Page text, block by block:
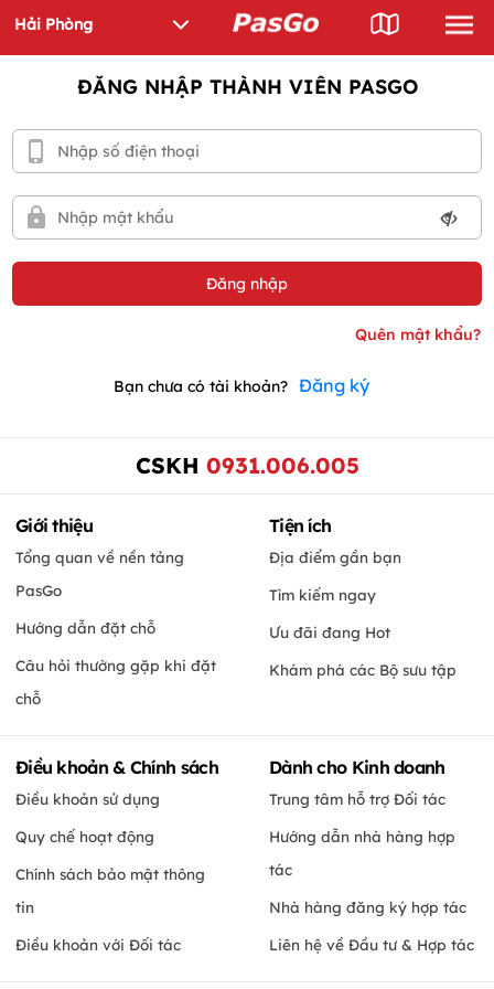
ĐĂNG NHẬP THÀNH VIÊN PASGO
Bạn chưa có tài khoản? Đăng ký
CSKH 0931.006.005
Giới thiệu
Tổng quan về nền tảng
PasGo
Hướng dẫn đặt chỗ
Câu hỏi thường gặp khi đặt
chỗ
Tiện ích
Địa điểm gần bạn
Tìm kiếm ngay
Ưu đãi đang Hot
Khám phá các Bộ sưu tập
Điều khoản & Chính sách
Điều khoản sử dụng
Quy chế hoạt động
Chính sách bảo mật thông
tin
Điều khoản với Đối tác
Dành cho Kinh doanh
Trung tâm hỗ trợ Đối tác
Hướng dẫn nhà hàng hợp
tác
Nhà hàng đăng ký hợp tác
Liên hệ về Đầu tư & Hợp tác